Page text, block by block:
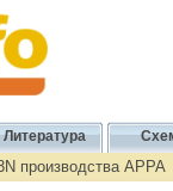
Литература
производства APPA